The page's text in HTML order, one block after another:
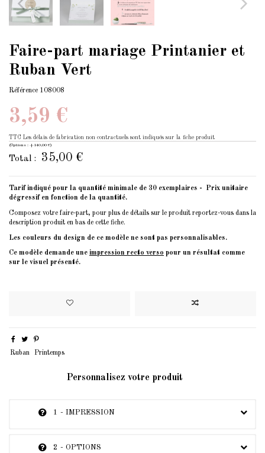
Faire-part mariage Printanier et
Ruban Vert
Référence 108008
3,59 €
TTC Les délais de fabrication non contractuels sont indiqués sur la fiche produit
(Options : +140,00 €)
Total : 35,00 €
Tarif indiqué pour la quantité minimale de 30 exemplaires - Prix unitaire
dégressif en fonction de la quantité.
Composez votre faire-part, pour plus de détails sur le produit reportez-vous dans la
description produit en bas de cette fiche.
Les couleurs du design de ce modèle ne sont pas personnalisables.
Ce modèle demande une impression recto verso pour un résultat comme
sur le visuel présenté.
Ruban Printemps
Personnalisez votre produit
1 - IMPRESSION
2 - OPTIONS